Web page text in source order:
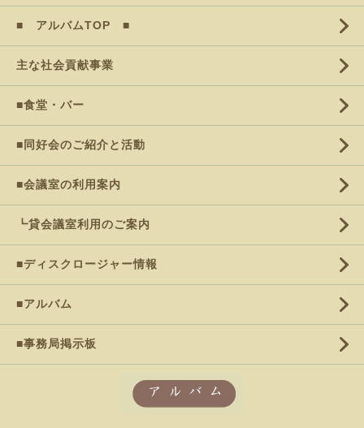
■ アルバムTOP ■
主な社会貢献事業
■食堂・バー
■同好会のご紹介と活動
■会議室の利用案内
┗貸会議室利用のご案内
■ディスクロージャー情報
■アルバム
■事務局掲示板